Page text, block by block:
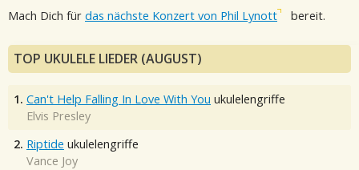
Mach Dich für das nächste Konzert von Phil Lynott bereit.
TOP UKULELE LIEDER (AUGUST)
1. Can't Help Falling In Love With You ukulelengriffe
Elvis Presley
2. Riptide ukulelengriffe
Vance Joy